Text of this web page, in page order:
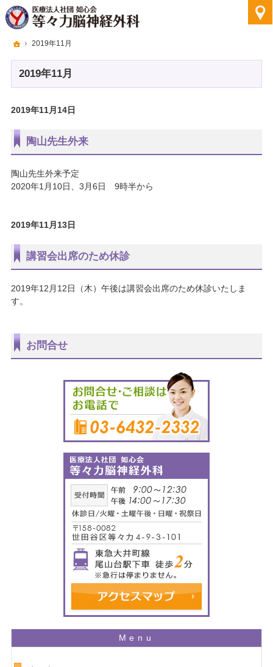
2019年11月
2019年11月14日
陶山先生外来
陶山先生外来予定
2020年1月10日、3月6日 9時半から
2019年11月13日
講習会出席のため休診
2019年12月12日（木）午後は講習会出席のため休診いたしま
す。
お問合せ
ホーム
2019年11月